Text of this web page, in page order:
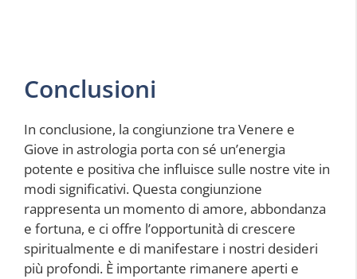
Conclusioni
In conclusione, la congiunzione tra Venere e
Giove in astrologia porta con sé un’energia
potente e positiva che influisce sulle nostre vite in
modi significativi. Questa congiunzione
rappresenta un momento di amore, abbondanza
e fortuna, e ci offre l’opportunità di crescere
spiritualmente e di manifestare i nostri desideri
più profondi. È importante rimanere aperti e